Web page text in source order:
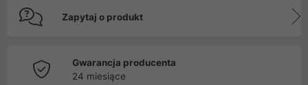
Zapytaj o produkt
Gwarancja producenta
24 miesiące